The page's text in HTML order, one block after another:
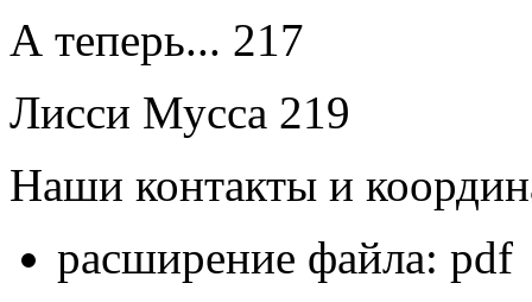
А теперь... 217
Лисси Мусса 219
Наши контакты и
расширение файла: pdf